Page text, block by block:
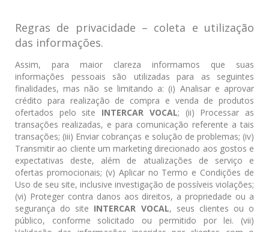
Regras de privacidade – coleta e utilização
das informações.
Assim, para maior clareza informamos que suas
informações pessoais são utilizadas para as seguintes
finalidades, mas não se limitando a: (i) Analisar e aprovar
crédito para realização de compra e venda de produtos
ofertados pelo site INTERCAR VOCAL; (ii) Processar as
transações realizadas, e para comunicação referente a tais
transações; (iii) Enviar cobranças e solução de problemas; (iv)
Transmitir ao cliente um marketing direcionado aos gostos e
expectativas deste, além de atualizações de serviço e
ofertas promocionais; (v) Aplicar no Termo e Condições de
Uso de seu site, inclusive investigação de possíveis violações;
(vi) Proteger contra danos aos direitos, a propriedade ou a
segurança do site INTERCAR VOCAL, seus clientes ou o
público, conforme solicitado ou permitido por lei. (vii)